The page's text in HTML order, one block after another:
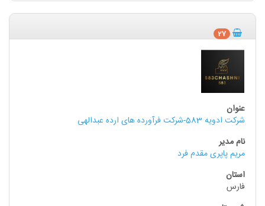
27
شرکت ادویه 583-شرکت فرآورده های ارده عبدالهی
مریم پاپری مقدم فرد
فارس